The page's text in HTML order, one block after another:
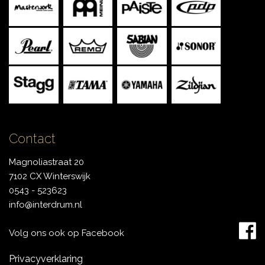
Contact
Magnoliastraat 20
7102 CX Winterswijk
0543 - 523623
info@interdrum.nl
Volg ons ook op Facebook
Privacyverklaring